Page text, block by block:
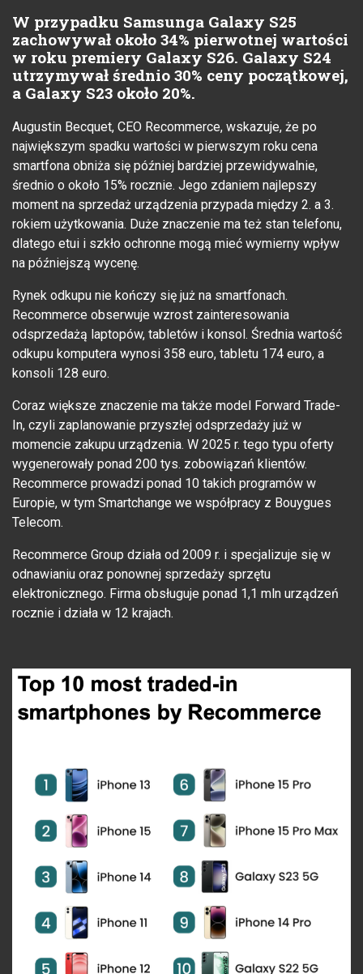
W przypadku Samsunga Galaxy S25
zachowywał około 34% pierwotnej wartości
w roku premiery Galaxy S26. Galaxy S24
utrzymywał średnio 30% ceny początkowej,
a Galaxy S23 około 20%.
Augustin Becquet, CEO Recommerce, wskazuje, że po
największym spadku wartości w pierwszym roku cena
smartfona obniża się później bardziej przewidywalnie,
średnio o około 15% rocznie. Jego zdaniem najlepszy
moment na sprzedaż urządzenia przypada między 2. a 3.
rokiem użytkowania. Duże znaczenie ma też stan telefonu,
dlatego etui i szkło ochronne mogą mieć wymierny wpływ
na późniejszą wycenę.
Rynek odkupu nie kończy się już na smartfonach.
Recommerce obserwuje wzrost zainteresowania
odsprzedażą laptopów, tabletów i konsol. Średnia wartość
odkupu komputera wynosi 358 euro, tabletu 174 euro, a
konsoli 128 euro.
Coraz większe znaczenie ma także model Forward Trade-
In, czyli zaplanowanie przyszłej odsprzedaży już w
momencie zakupu urządzenia. W 2025 r. tego typu oferty
wygenerowały ponad 200 tys. zobowiązań klientów.
Recommerce prowadzi ponad 10 takich programów w
Europie, w tym Smartchange we współpracy z Bouygues
Telecom.
Recommerce Group działa od 2009 r. i specjalizuje się w
odnawianiu oraz ponownej sprzedaży sprzętu
elektronicznego. Firma obsługuje ponad 1,1 mln urządzeń
rocznie i działa w 12 krajach.